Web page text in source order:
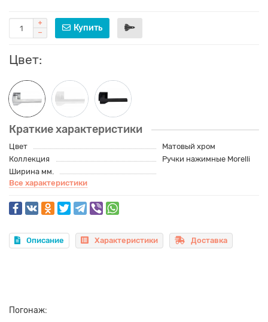
Купить
Цвет:
Краткие характеристики
Цвет
Матовый хром
Коллекция
Ручки нажимные Morelli
Ширина мм.
Все характеристики
Описание Характеристики Доставка
Погонаж: